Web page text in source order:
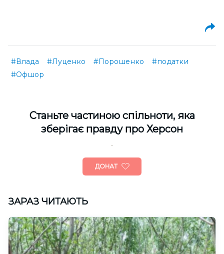
#Влада #Луценко #Порошенко
#податки
#Офшор
Cтаньте частиною спільноти, яка
зберігає правду про Херсон
ДОНАТ
ЗАРАЗ ЧИТАЮТЬ